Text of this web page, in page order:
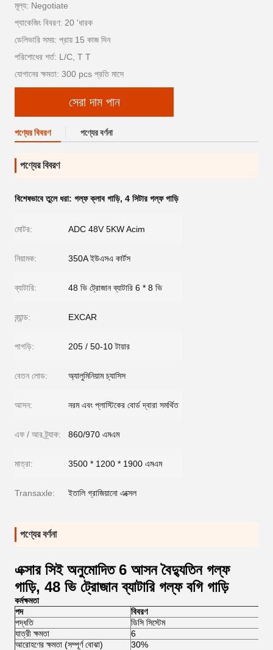
মূল্য: Negotiate
প্যাকেজিং বিবরণ: 20 'ধারক
ডেলিভারি সময়: প্রায় 15 কাজ দিন
পরিশোধের শর্ত: L/C, T T
যোগানের ক্ষমতা: 300 pcs প্রতি মাসে
সেরা দাম পান
পণ্যের বিবরণ পণ্যের বর্ণনা
পণ্যের বিবরণ
বিশেষভাবে তুলে ধরা: গল্ফ ক্লাব গাড়ি, 4 সিটার গল্ফ গাড়ি
মোটর: ADC 48V 5KW Acim
নিয়ামক: 350A ইউএসএ কার্টস
ব্যাটারি: 48 ভি ট্রোজান ব্যাটারি 6 * 8 ভি
ব্র্যান্ড: EXCAR
পাগড়ি: 205 / 50-10 টায়ার
বেতন লোড: অ্যালুমিনিয়াম চ্যাসিস
আসন: নরম এবং প্লাস্টিকের বোর্ড দ্বারা সমর্থিত
এফ / আর ট্র্যাক: 860/970 এমএম
মাত্রা: 3500 * 1200 * 1900 এমএম
Transaxle: ইতালি গ্রাজিয়ানো এক্সেল
পণ্যের বর্ণনা
এক্সার সিই অনুমোদিত 6 আসন বৈদ্যুতিন গল্ফ
গাড়ি, 48 ভি ট্রোজান ব্যাটারি গল্ফ বগি গাড়ি
কর্মক্ষমতা
পদ
বিবরণ
পদ্ধতি
ডিসি সিস্টেম
যাত্রী ক্ষমতা
6
আরোহণের ক্ষমতা (সম্পূর্ণ বোঝা)
30%